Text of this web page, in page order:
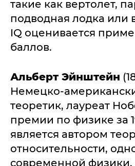
такие как вертолет,
подводная лодка или
IQ оценивается
баллов.
Альберт Эйнштейн
Немецко-
теоретик, лауреат
премии по физике за
является автором
относительности,
современной физики.